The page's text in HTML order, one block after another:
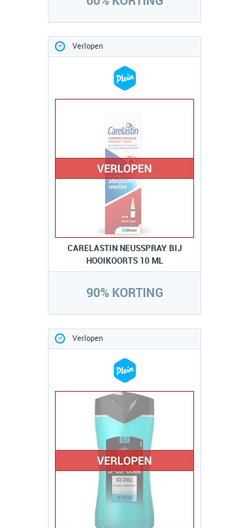
Verlopen
CARELASTIN NEUSSPRAY BIJ
HOOIKOORTS 10 ML
90% KORTING
Verlopen